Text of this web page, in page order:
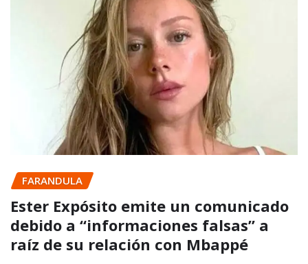
FARANDULA
Ester Expósito emite un comunicado
debido a “informaciones falsas” a
raíz de su relación con Mbappé